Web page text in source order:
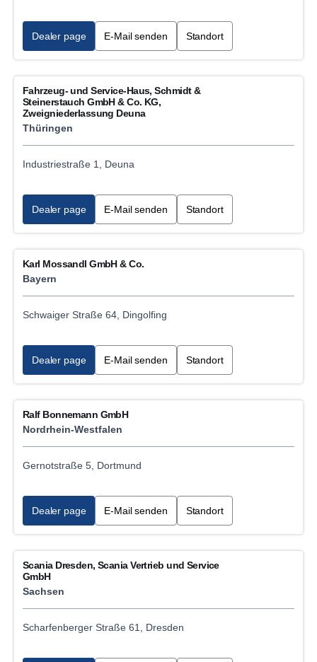
Dealer page E-Mail senden Standort
Fahrzeug- und Service-Haus, Schmidt &
Steinerstauch GmbH & Co. KG,
Zweigniederlassung Deuna
Thüringen
Industriestraße 1, Deuna
Dealer page E-Mail senden Standort
Karl Mossandl GmbH & Co.
Bayern
Schwaiger Straße 64, Dingolfing
Dealer page E-Mail senden Standort
Ralf Bonnemann GmbH
Nordrhein-Westfalen
Gernotstraße 5, Dortmund
Dealer page E-Mail senden Standort
Scania Dresden, Scania Vertrieb und Service
GmbH
Sachsen
Scharfenberger Straße 61, Dresden